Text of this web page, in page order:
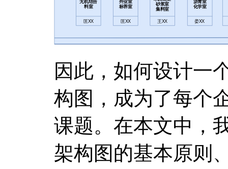
因此，如何设计一
构图，成为了每个
课题。在本文中，
架构图的基本原则